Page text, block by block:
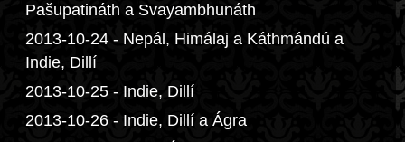
Pašupatináth a Svayambhunáth
2013-10-24 - Nepál, Himálaj a Káthmándú a
Indie, Dillí
2013-10-25 - Indie, Dillí
2013-10-26 - Indie, Dillí a Ágra